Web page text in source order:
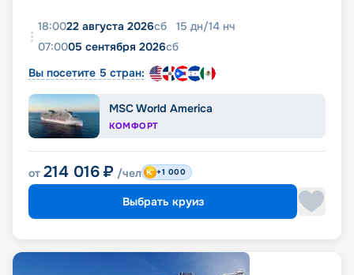
18:0022 августа 2026сб 15 дн/14 нч
07:0005 сентября 2026сб
Вы посетите 5 стран:
MSC World America
КОМФОРТ
от 214 016 ₽ /чел +1 000
Выбрать круиз